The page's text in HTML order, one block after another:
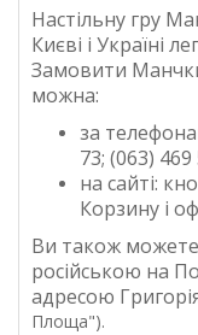
Настільну гру
Києві і Україні
Замовити
можна:
за
73; (063) 469
на сайті:
Корзину і
Ви також
російською на
адресою
Площа").